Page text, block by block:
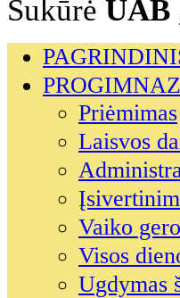
Sukūrė UAB
Priėmimas
Laisvos
Vaiko
Visos
Ugdymas